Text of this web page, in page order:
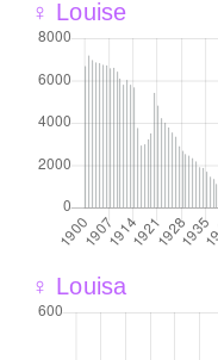
♀ Louise
♀ Louisa